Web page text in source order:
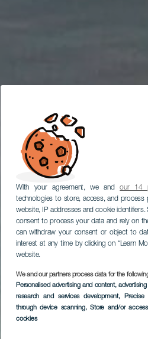
With your agreement, we andour 14
technologies to store, access, and process
website, IP addresses and cookie
consent to process your data and rely on
can withdraw your consent or object to
interest at any time by clicking on “Learn
website.
We and our partners process data for the
Personalised advertising and content,
research and services development, Precise
through device scanning, Store and/or
cookies